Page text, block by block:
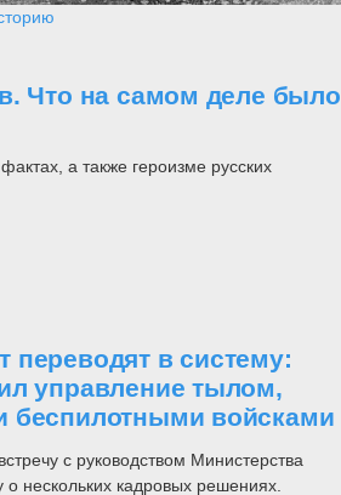
Что на самом деле было
а также героизме русских
в систему:
управление тылом,
беспилотными войсками
с руководством Министерства
нескольких кадровых решениях.